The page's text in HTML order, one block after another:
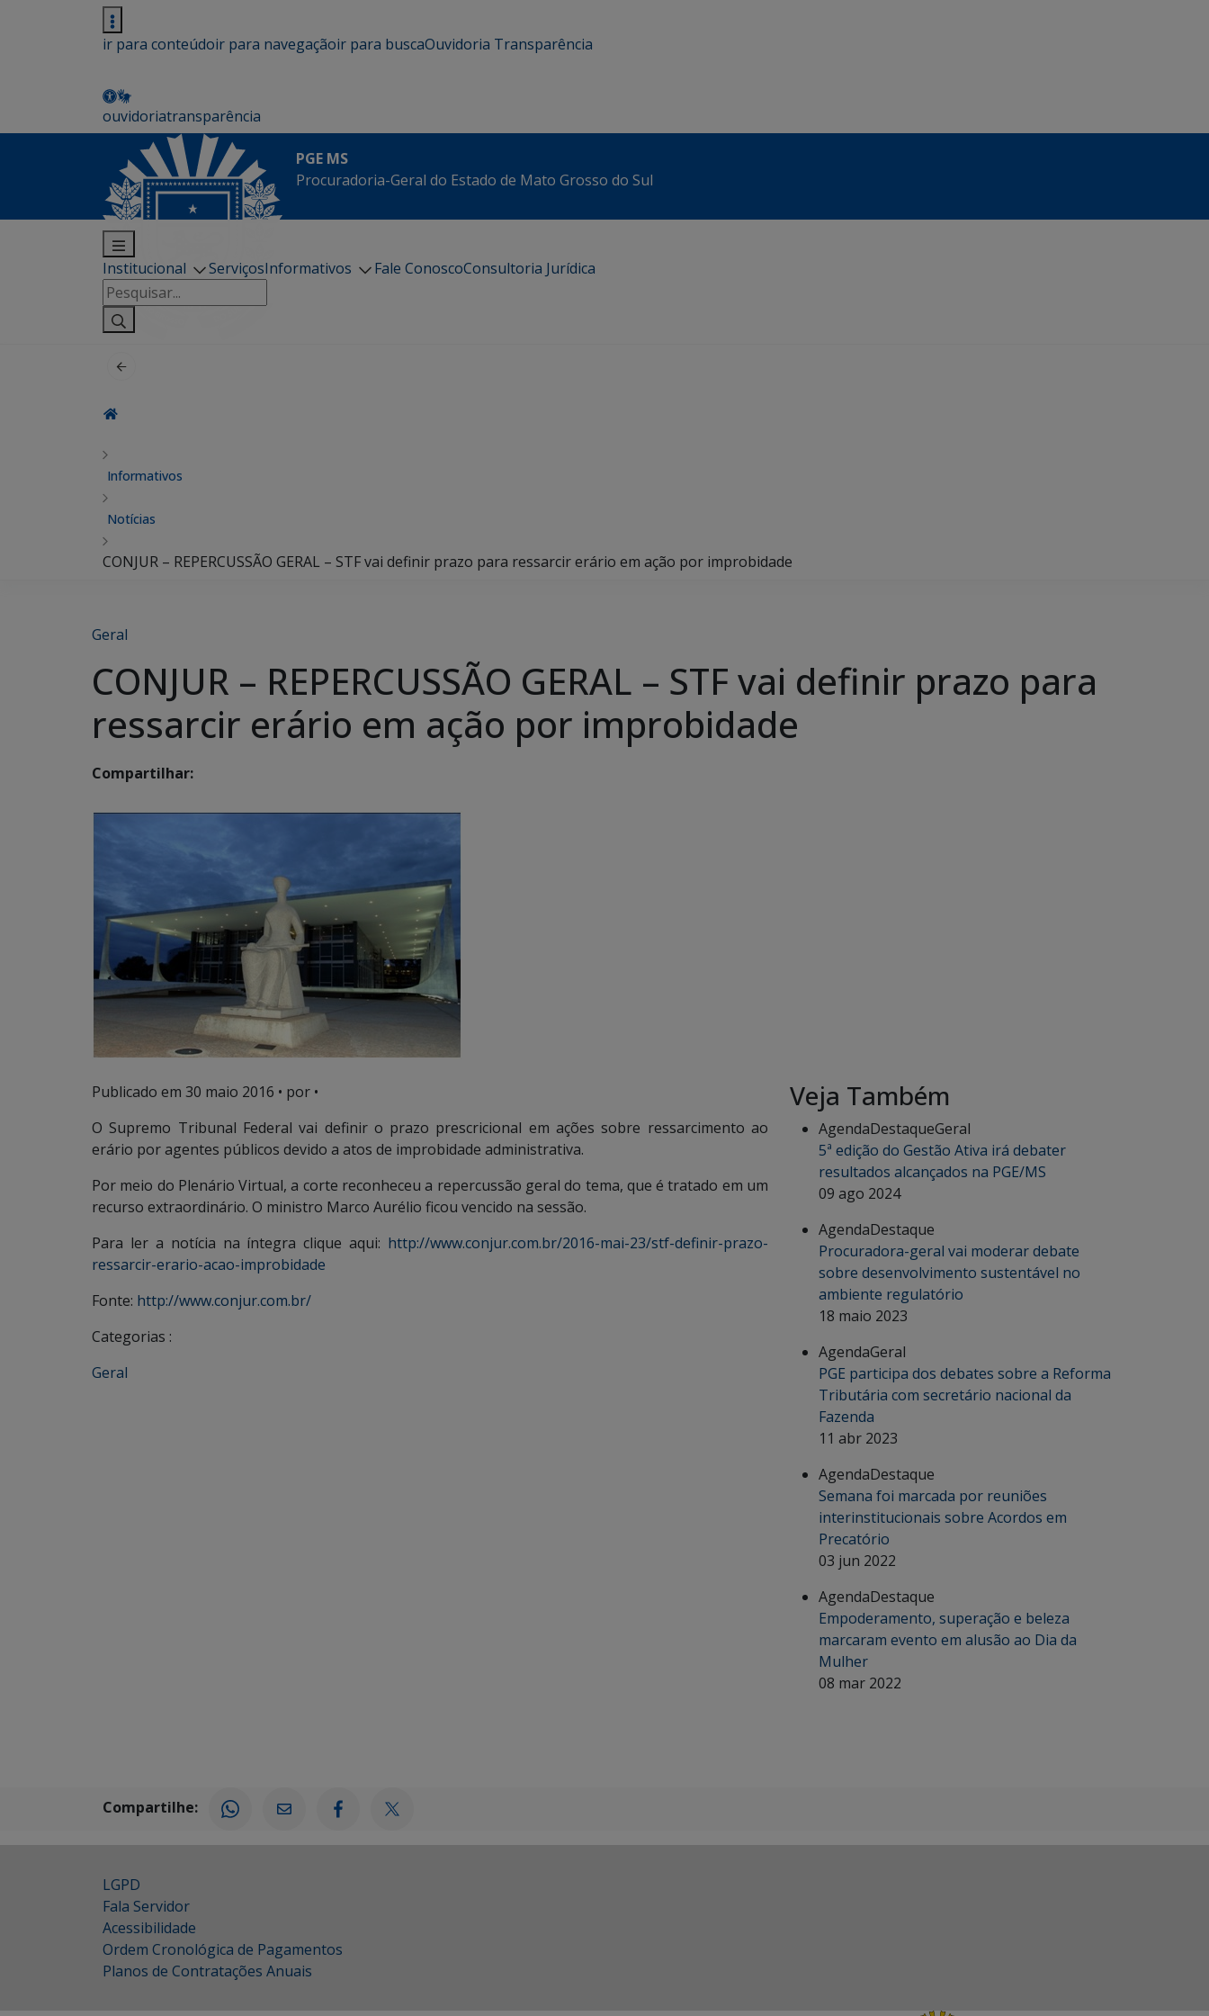
ir para conteúdoir para navegaçãoir para buscaOuvidoria Transparência
ouvidoriatransparência
PGE MS
Procuradoria-Geral do Estado de Mato Grosso do Sul
Institucional ServiçosInformativos Fale ConoscoConsultoria Jurídica
Pesquisar
por:
Informativos
Notícias
CONJUR – REPERCUSSÃO GERAL – STF vai definir prazo para ressarcir erário em ação por improbidade
Geral
CONJUR – REPERCUSSÃO GERAL – STF vai definir prazo para
ressarcir erário em ação por improbidade
Compartilhar:
Publicado em 30 maio 2016 • por •
O Supremo Tribunal Federal vai definir o prazo prescricional em ações sobre ressarcimento ao
erário por agentes públicos devido a atos de improbidade administrativa.
Por meio do Plenário Virtual, a corte reconheceu a repercussão geral do tema, que é tratado em um
recurso extraordinário. O ministro Marco Aurélio ficou vencido na sessão.
Para ler a notícia na íntegra clique aqui: http://www.conjur.com.br/2016-mai-23/stf-definir-prazo-
ressarcir-erario-acao-improbidade
Fonte: http://www.conjur.com.br/
Categorias :
Geral
Veja Também
AgendaDestaqueGeral
5ª edição do Gestão Ativa irá debater
resultados alcançados na PGE/MS
09 ago 2024
AgendaDestaque
Procuradora-geral vai moderar debate
sobre desenvolvimento sustentável no
ambiente regulatório
18 maio 2023
AgendaGeral
PGE participa dos debates sobre a Reforma
Tributária com secretário nacional da
Fazenda
11 abr 2023
AgendaDestaque
Semana foi marcada por reuniões
interinstitucionais sobre Acordos em
Precatório
03 jun 2022
AgendaDestaque
Empoderamento, superação e beleza
marcaram evento em alusão ao Dia da
Mulher
08 mar 2022
Compartilhe:
LGPD
Fala Servidor
Acessibilidade
Ordem Cronológica de Pagamentos
Planos de Contratações Anuais